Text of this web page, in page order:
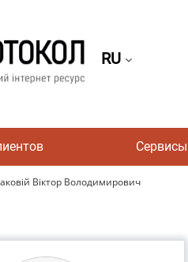
RU
Віктор Володимирович